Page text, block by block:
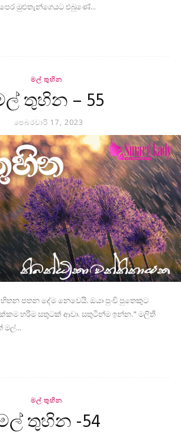
මුළුතැන්ගෙයට එබුණේ...
මල් තුහින
තුහින – 55
පෙබරවාරි 17, 2023
පතන දේම නෙවෙයි. ඔයා පුංචි පුතෙකුට
හරිම සතුටක් ආවා. සතුටින්ම ඉන්න." මලිති
මල්...
මල් තුහින
තුහින -54